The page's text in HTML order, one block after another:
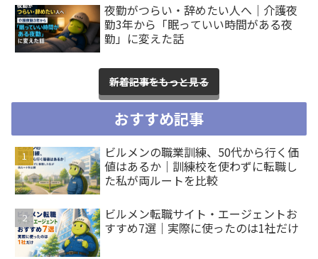
夜勤がつらい・辞めたい人へ｜介護夜
勤3年から「眠っていい時間がある夜
勤」に変えた話
新着記事をもっと見る
おすすめ記事
ビルメンの職業訓練、50代から行く価
値はあるか｜訓練校を使わずに転職し
た私が両ルートを比較
ビルメン転職サイト・エージェントお
すすめ7選｜実際に使ったのは1社だけ